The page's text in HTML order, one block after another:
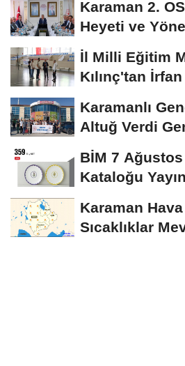
Karaman 2.
Heyeti ve
Toplantısı
İl Milli Eğitim
Kılınç'tan
Karamanlı
Altuğ Verdi
Uğurlandı
BİM 7
Kataloğu
Karaman
Sıcaklıklar